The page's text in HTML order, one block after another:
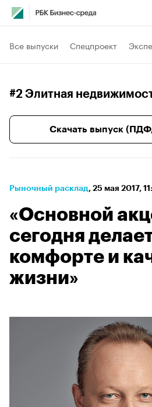
Все выпуски Спецпроект
#2 Элитная
Скачать выпуск
Рыночный расклад⁠, 25 мая 2017,
«Основной
сегодня
комфорте и
жизни»